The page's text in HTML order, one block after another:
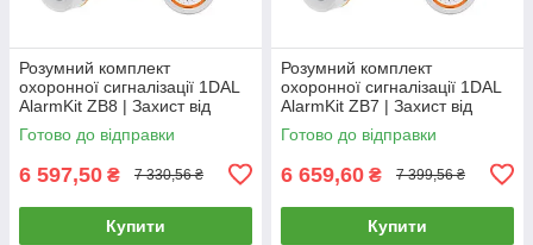
Розумний комплект
охоронної сигналізації 1DAL
AlarmKit ZB8 | Захист від
проникнення в будинок |
Tuya ZigBee
Готово до відправки
6 597,50 ₴ 7 330,56 ₴
Купити
Розумний комплект
охоронної сигналізації 1DAL
AlarmKit ZB7 | Захист від
проникнення в будинок |
Tuya ZigBee
Готово до відправки
6 659,60 ₴ 7 399,56 ₴
Купити